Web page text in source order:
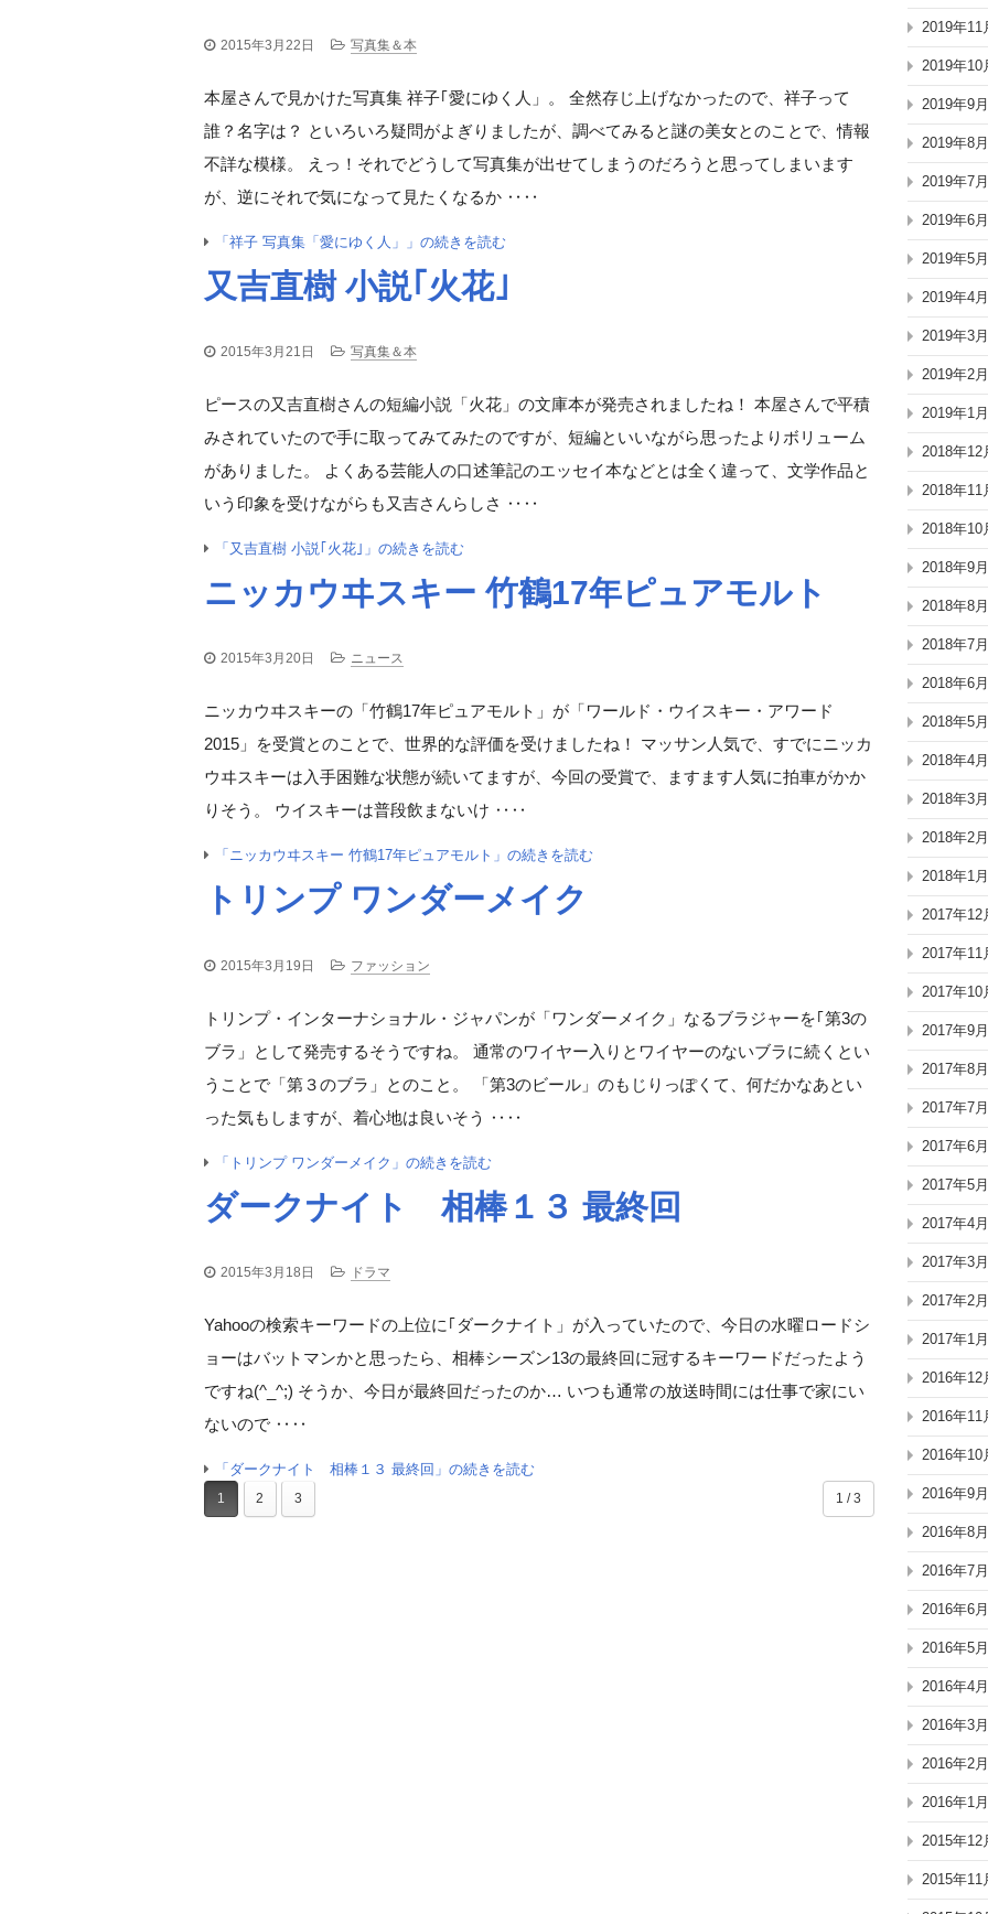
2015年3月22日 写真集＆本
本屋さんで見かけた写真集 祥子｢愛にゆく人」。 全然存じ上げなかったので、祥子って
誰？名字は？ といろいろ疑問がよぎりましたが、調べてみると謎の美女とのことで、情報
不詳な模様。 えっ！それでどうして写真集が出せてしまうのだろうと思ってしまいます
が、逆にそれで気になって見たくなるか ‥‥
「祥子 写真集「愛にゆく人」」の続きを読む
又吉直樹 小説｢火花｣
2015年3月21日 写真集＆本
ピースの又吉直樹さんの短編小説「火花」の文庫本が発売されましたね！ 本屋さんで平積
みされていたので手に取ってみてみたのですが、短編といいながら思ったよりボリューム
がありました。 よくある芸能人の口述筆記のエッセイ本などとは全く違って、文学作品と
いう印象を受けながらも又吉さんらしさ ‥‥
「又吉直樹 小説｢火花｣」の続きを読む
ニッカウヰスキー 竹鶴17年ピュアモルト
2015年3月20日 ニュース
ニッカウヰスキーの「竹鶴17年ピュアモルト」が「ワールド・ウイスキー・アワード
2015」を受賞とのことで、世界的な評価を受けましたね！ マッサン人気で、すでにニッカ
ウヰスキーは入手困難な状態が続いてますが、今回の受賞で、ますます人気に拍車がかか
りそう。 ウイスキーは普段飲まないけ ‥‥
「ニッカウヰスキー 竹鶴17年ピュアモルト」の続きを読む
トリンプ ワンダーメイク
2015年3月19日 ファッション
トリンプ・インターナショナル・ジャパンが「ワンダーメイク」なるブラジャーを｢第3の
ブラ」として発売するそうですね。 通常のワイヤー入りとワイヤーのないブラに続くとい
うことで「第３のブラ」とのこと。 「第3のビール」のもじりっぽくて、何だかなあとい
った気もしますが、着心地は良いそう ‥‥
「トリンプ ワンダーメイク」の続きを読む
ダークナイト 相棒１３ 最終回
2015年3月18日 ドラマ
Yahooの検索キーワードの上位に｢ダークナイト」が入っていたので、今日の水曜ロードシ
ョーはバットマンかと思ったら、相棒シーズン13の最終回に冠するキーワードだったよう
ですね(^_^;) そうか、今日が最終回だったのか… いつも通常の放送時間には仕事で家にい
ないので ‥‥
「ダークナイト 相棒１３ 最終回」の続きを読む
1 2 3 1 / 3
2019年11
2019年10
2019年9月
2019年8月
2019年7月
2019年6月
2019年5月
2019年4月
2019年3月
2019年2月
2019年1月
2018年12
2018年11
2018年10
2018年9月
2018年8月
2018年7月
2018年6月
2018年5月
2018年4月
2018年3月
2018年2月
2018年1月
2017年12
2017年11
2017年10
2017年9月
2017年8月
2017年7月
2017年6月
2017年5月
2017年4月
2017年3月
2017年2月
2017年1月
2016年12
2016年11
2016年10
2016年9月
2016年8月
2016年7月
2016年6月
2016年5月
2016年4月
2016年3月
2016年2月
2016年1月
2015年12
2015年11